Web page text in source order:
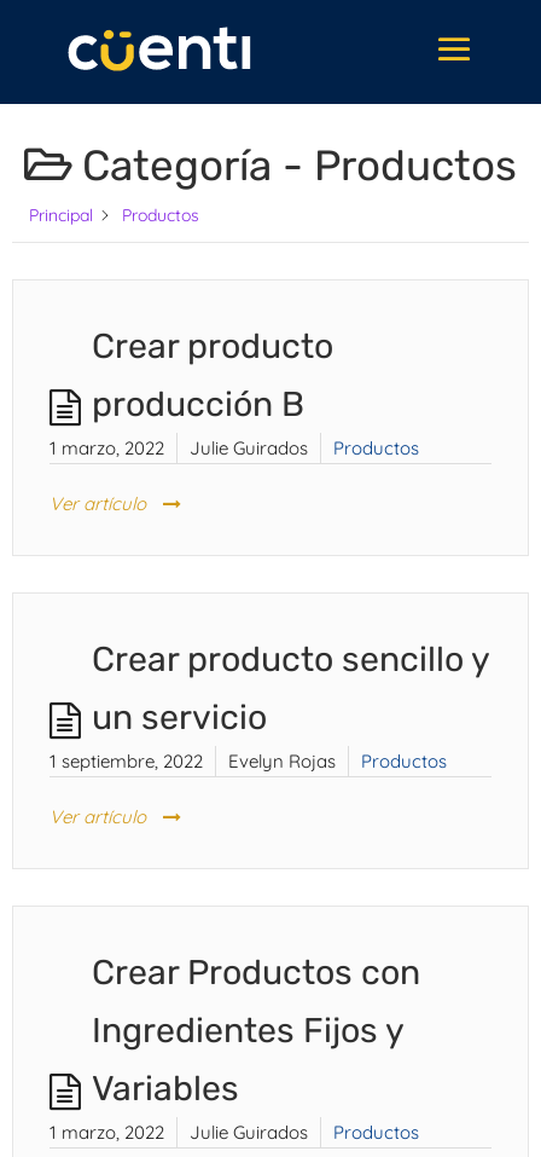
Categoría - Productos
Principal Productos
Crear producto
producción B
1 marzo, 2022 Julie Guirados Productos
Ver artículo
Crear producto sencillo y
un servicio
1 septiembre, 2022 Evelyn Rojas Productos
Ver artículo
Crear Productos con
Ingredientes Fijos y
Variables
1 marzo, 2022 Julie Guirados Productos